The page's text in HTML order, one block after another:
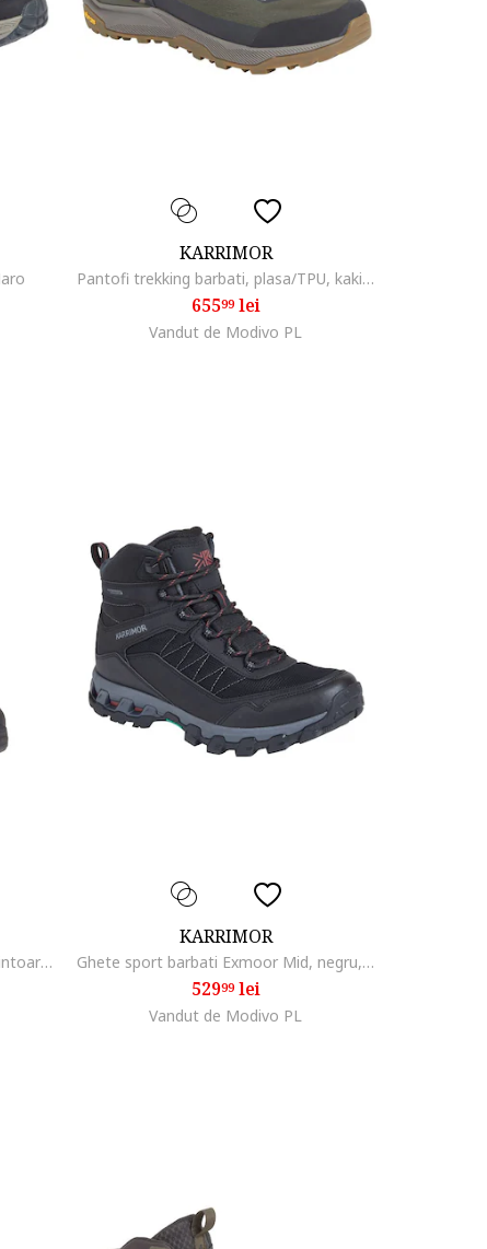
KARRIMOR
Pantofi trekking barbati, plasa/TPU, kaki, Kaki
65599lei
Vandut de Modivo PL
Ghete copii Snowfur, negru, piele intoarsa, lana, Negru
KARRIMOR
Ghete sport barbati Exmoor Mid, negru, trekking
52999lei
Vandut de Modivo PL